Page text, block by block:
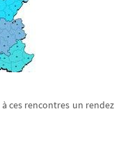
ces rencontres un rendez